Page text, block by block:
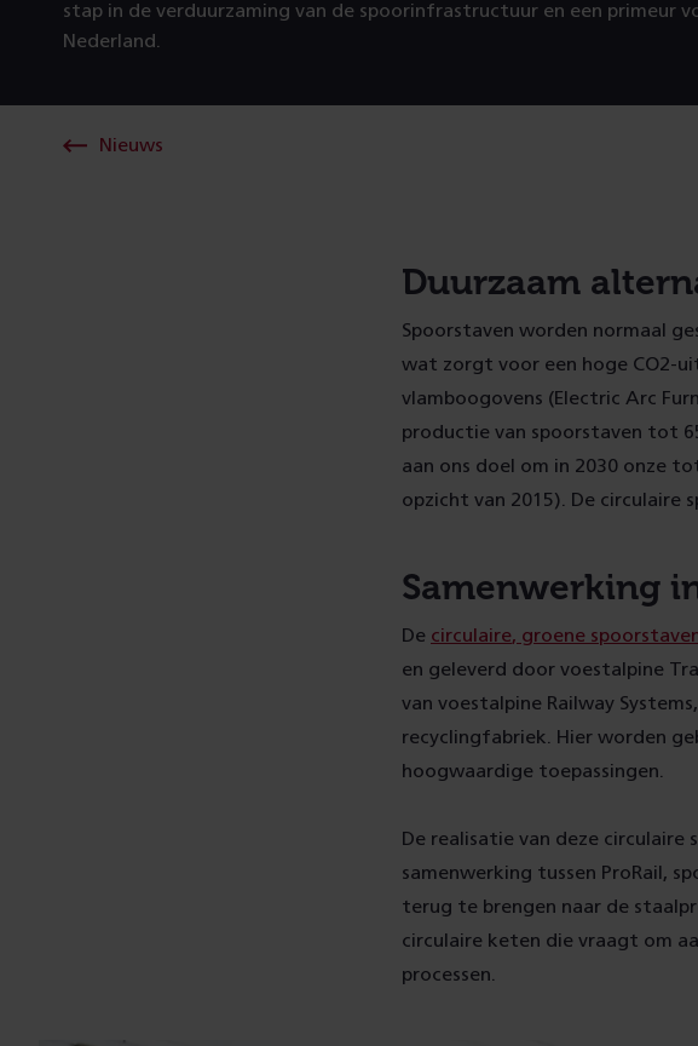
stap in de verduurzaming van de spoorinfrastructuur en een primeur
Nederland.
Nieuws
Duurzaam
Spoorstaven worden normaal
wat zorgt voor een hoge CO2-
vlamboogovens (Electric Arc
productie van spoorstaven tot
aan ons doel om in 2030 onze
opzicht van 2015). De circulaire
Samenwerking
De circulaire, groene spoorstav
en geleverd door voestalpine
van voestalpine Railway
recyclingfabriek. Hier worden
hoogwaardige toepassingen.
De realisatie van deze
samenwerking tussen ProRail,
terug te brengen naar de
circulaire keten die vraagt om
processen.